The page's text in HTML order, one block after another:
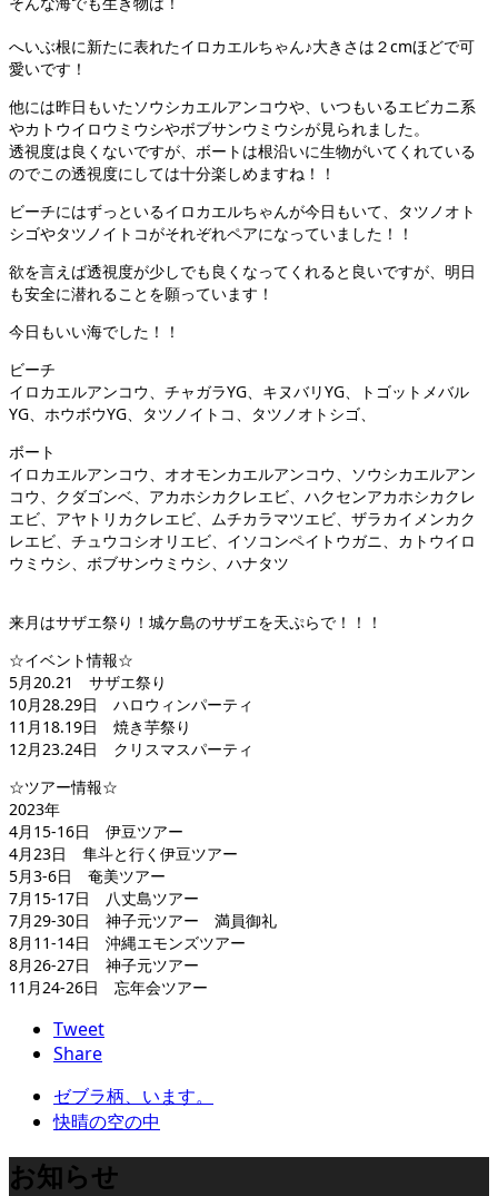
へいぶ根に新たに表れたイロカエルちゃん♪大きさは２cmほどで可
愛いです！
他には昨日もいたソウシカエルアンコウや、いつもいるエビカニ系
やカトウイロウミウシやボブサンウミウシが見られました。
透視度は良くないですが、ボートは根沿いに生物がいてくれている
のでこの透視度にしては十分楽しめますね！！
ビーチにはずっといるイロカエルちゃんが今日もいて、タツノオト
シゴやタツノイトコがそれぞれペアになっていました！！
欲を言えば透視度が少しでも良くなってくれると良いですが、明日
も安全に潜れることを願っています！
今日もいい海でした！！
ビーチ
イロカエルアンコウ、チャガラYG、キヌバリYG、トゴットメバル
YG、ホウボウYG、タツノイトコ、タツノオトシゴ、
ボート
イロカエルアンコウ、オオモンカエルアンコウ、ソウシカエルアン
コウ、クダゴンベ、アカホシカクレエビ、ハクセンアカホシカクレ
エビ、アヤトリカクレエビ、ムチカラマツエビ、ザラカイメンカク
レエビ、チュウコシオリエビ、イソコンペイトウガニ、カトウイロ
ウミウシ、ボブサンウミウシ、ハナタツ
来月はサザエ祭り！城ケ島のサザエを天ぷらで！！！
☆イベント情報☆
5月20.21 サザエ祭り
10月28.29日 ハロウィンパーティ
11月18.19日 焼き芋祭り
12月23.24日 クリスマスパーティ
☆ツアー情報☆
2023年
4月15-16日 伊豆ツアー
4月23日 隼斗と行く伊豆ツアー
5月3-6日 奄美ツアー
7月15-17日 八丈島ツアー
7月29-30日 神子元ツアー 満員御礼
8月11-14日 沖縄エモンズツアー
8月26-27日 神子元ツアー
11月24-26日 忘年会ツアー
Tweet
Share
ゼブラ柄、います。
快晴の空の中
お知らせ